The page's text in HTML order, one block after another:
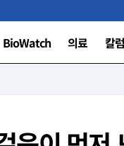
BioWatch 의료 칼럼